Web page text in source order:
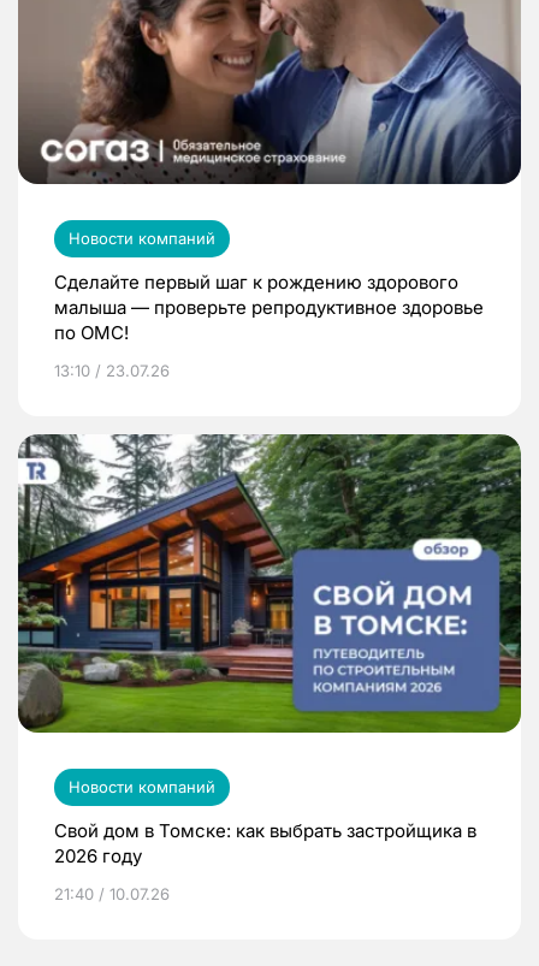
Новости компаний
Сделайте первый шаг к рождению здорового
малыша — проверьте репродуктивное здоровье
по ОМС!
13:10 / 23.07.26
Новости компаний
Свой дом в Томске: как выбрать застройщика в
2026 году
21:40 / 10.07.26